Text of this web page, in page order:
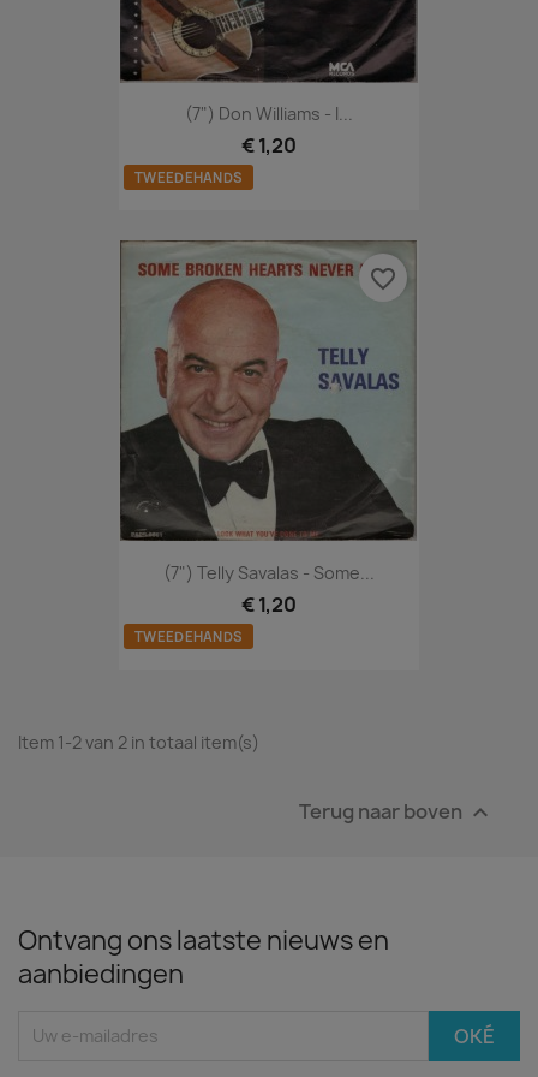
(7") Don Williams - I...
€ 1,20
TWEEDEHANDS
(7") Telly Savalas - Some...
€ 1,20
TWEEDEHANDS
favorite_border
Item 1-2 van 2 in totaal item(s)
Terug naar boven 
Ontvang ons laatste nieuws en
aanbiedingen